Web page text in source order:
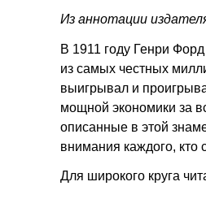
Из аннотации
В 1911 году Генри
из самых честных
выигрывал и
мощной экономики за
описанные в этой
внимания каждого, кто
Для широкого круга